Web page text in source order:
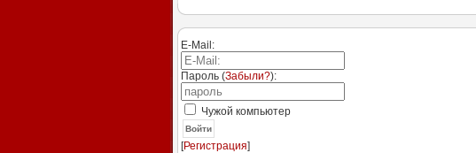
E-Mail:
Пароль (Забыли?):
Чужой компьютер
Войти
[Регистрация]